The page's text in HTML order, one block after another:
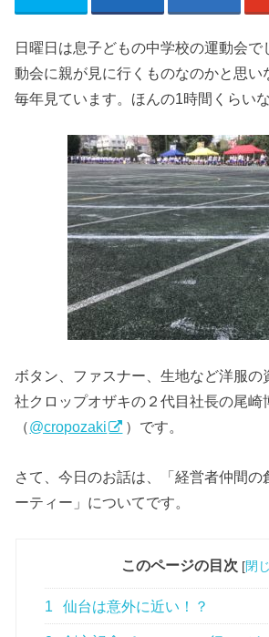
日曜日は息子どもの中学校の運動会で
動会に親が見に行くものなのかと思い
毎年見ています。ほんの1時間くらい
ボタン、ファスナー、生地など洋服の
社クロップオザキの２代目社長の尾崎
（@cropozaki ）です。
さて、今日のお話は、「経営者仲間の
ーティー」についてです。
このページの目次 [閉
1 仙台は意外に近い！？